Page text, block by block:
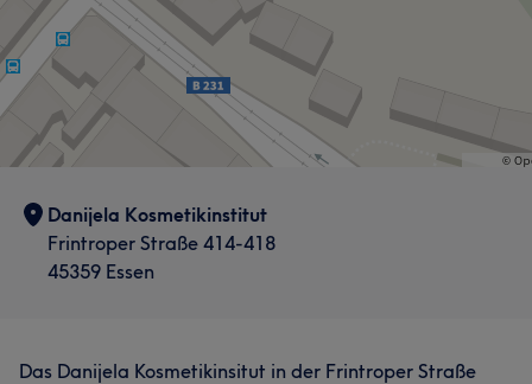
Danijela Kosmetikinstitut
Frintroper Straße 414-418
45359 Essen
Das Danijela Kosmetikinsitut in der Frintroper Straße